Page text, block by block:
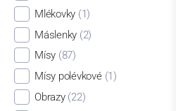
Mlékovky (1)
Máslenky (2)
Mísy (87)
Mísy polévkové (1)
Obrazy (22)